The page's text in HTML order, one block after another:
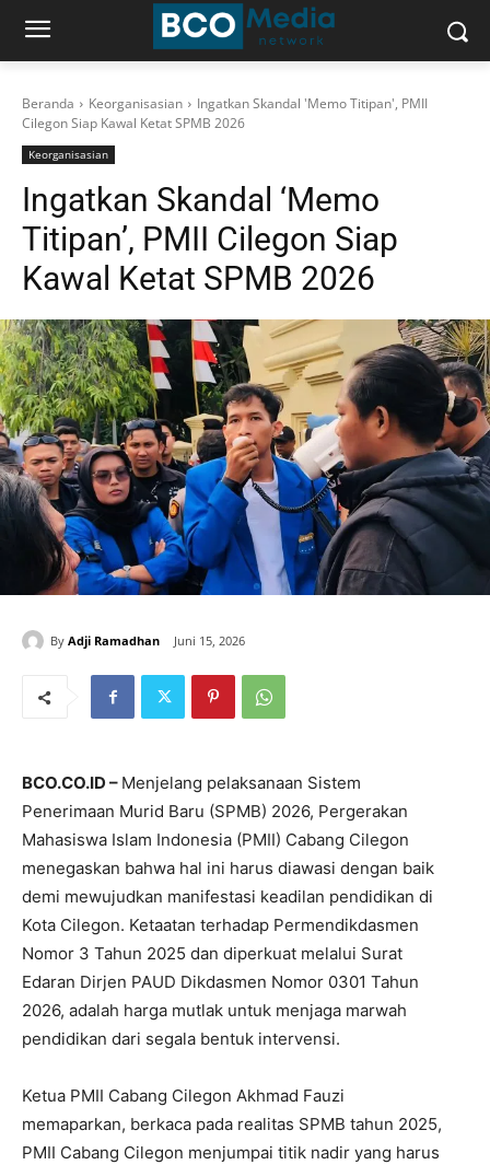
Beranda Keorganisasian
Ingatkan Skandal 'Memo Titipan', PMII
Cilegon Siap Kawal Ketat SPMB 2026
Keorganisasian
Ingatkan Skandal ‘Memo
Titipan’, PMII Cilegon Siap
Kawal Ketat SPMB 2026
By Adji Ramadhan Juni 15, 2026
BCO.CO.ID – Menjelang pelaksanaan Sistem
Penerimaan Murid Baru (SPMB) 2026, Pergerakan
Mahasiswa Islam Indonesia (PMII) Cabang Cilegon
menegaskan bahwa hal ini harus diawasi dengan baik
demi mewujudkan manifestasi keadilan pendidikan di
Kota Cilegon. Ketaatan terhadap Permendikdasmen
Nomor 3 Tahun 2025 dan diperkuat melalui Surat
Edaran Dirjen PAUD Dikdasmen Nomor 0301 Tahun
2026, adalah harga mutlak untuk menjaga marwah
pendidikan dari segala bentuk intervensi.
Ketua PMII Cabang Cilegon Akhmad Fauzi
memaparkan, berkaca pada realitas SPMB tahun 2025,
PMII Cabang Cilegon menjumpai titik nadir yang harus